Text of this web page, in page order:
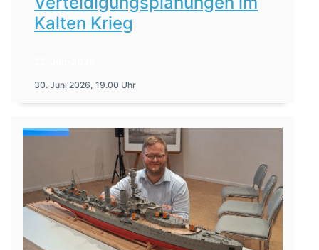
Kalten Krieg
30. Juni 2026, 19.00 Uhr